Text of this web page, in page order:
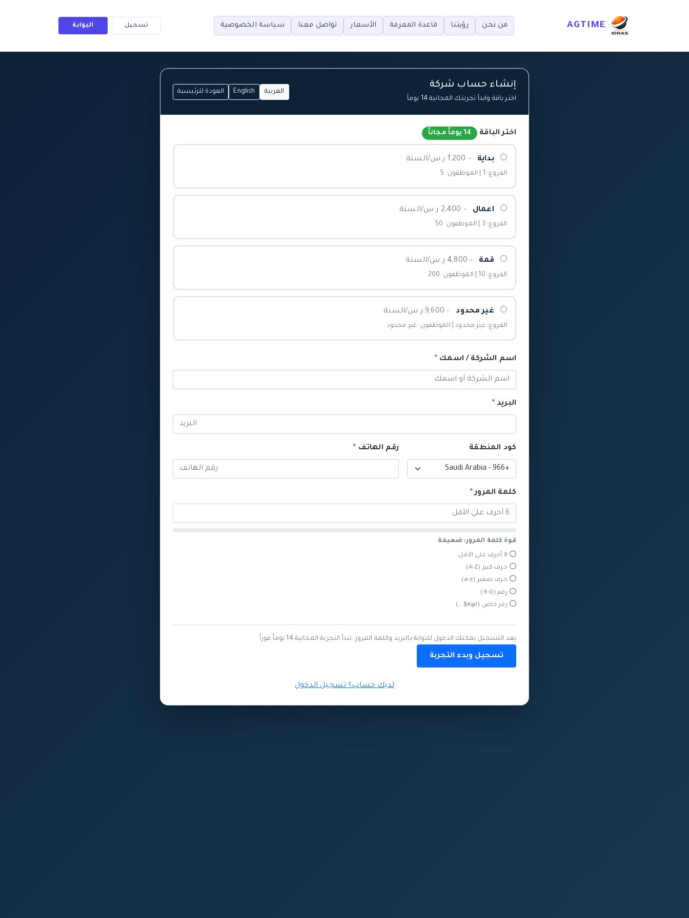
AGTIME من نحن رؤيتنا قاعدة المعرفة الأسعار تواصل معنا سياسة الخصوصية تسجيل البوابة
إنشاء حساب شركة
اختر باقة وابدأ تجربتك المجانية 14 يوماً
العربية English العودة للرئيسية
اختر الباقة 14 يوماً مجاناً
بداية – 1,200 ر.س/السنة
الفروع: 1 | الموظفون: 5
اعمال – 2,400 ر.س/السنة
الفروع: 3 | الموظفون: 50
قمة – 4,800 ر.س/السنة
الفروع: 10 | الموظفون: 200
غير محدود – 9,600 ر.س/السنة
الفروع: غير محدود | الموظفون: غير محدود
اسم الشركة / اسمك *
البريد *
كود المنطقة رقم الهاتف *
كلمة المرور*
قوة كلمة المرور: ضعيفة
8 أحرف على الأقل
حرف كبير (A-Z)
حرف صغير (a-z)
رقم (0-9)
رمز خاص (!@#$...)
بعد التسجيل يمكنك الدخول للبوابة بالبريد وكلمة المرور. تبدأ التجربة المجانية 14 يوماً فوراً.
تسجيل وبدء التجربة
لديك حساب؟ تسجيل الدخول